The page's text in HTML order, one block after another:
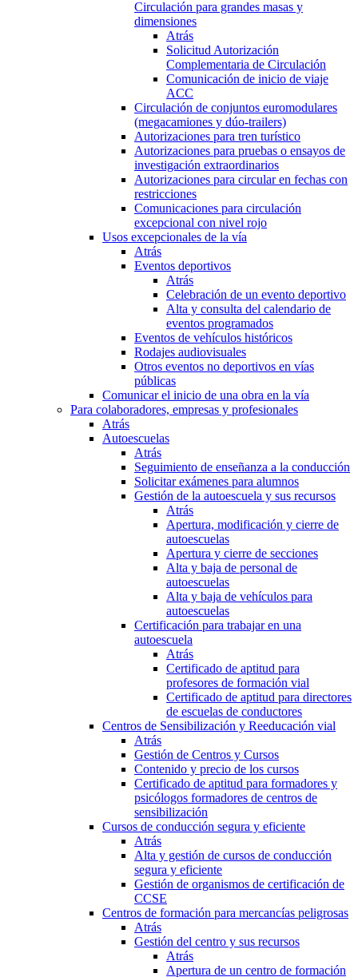
Circulación para grandes masas y
dimensiones
Atrás
Solicitud Autorización
Complementaria de Circulación
Comunicación de inicio de viaje
ACC
Circulación de conjuntos euromodulares
(megacamiones y dúo-trailers)
Autorizaciones para tren turístico
Autorizaciones para pruebas o ensayos de
investigación extraordinarios
Autorizaciones para circular en fechas con
restricciones
Comunicaciones para circulación
excepcional con nivel rojo
Usos excepcionales de la vía
Atrás
Eventos deportivos
Atrás
Celebración de un evento deportivo
Alta y consulta del calendario de
eventos programados
Eventos de vehículos históricos
Rodajes audiovisuales
Otros eventos no deportivos en vías
públicas
Comunicar el inicio de una obra en la vía
Para colaboradores, empresas y profesionales
Atrás
Autoescuelas
Atrás
Seguimiento de enseñanza a la conducción
Solicitar exámenes para alumnos
Gestión de la autoescuela y sus recursos
Atrás
Apertura, modificación y cierre de
autoescuelas
Apertura y cierre de secciones
Alta y baja de personal de
autoescuelas
Alta y baja de vehículos para
autoescuelas
Certificación para trabajar en una
autoescuela
Atrás
Certificado de aptitud para
profesores de formación vial
Certificado de aptitud para directores
de escuelas de conductores
Centros de Sensibilización y Reeducación vial
Atrás
Gestión de Centros y Cursos
Contenido y precio de los cursos
Certificado de aptitud para formadores y
psicólogos formadores de centros de
sensibilización
Cursos de conducción segura y eficiente
Atrás
Alta y gestión de cursos de conducción
segura y eficiente
Gestión de organismos de certificación de
CCSE
Centros de formación para mercancías peligrosas
Atrás
Gestión del centro y sus recursos
Atrás
Apertura de un centro de formación